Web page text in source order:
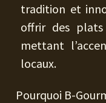
tradition et
offrir des
mettant
locaux.
Pourquoi B-